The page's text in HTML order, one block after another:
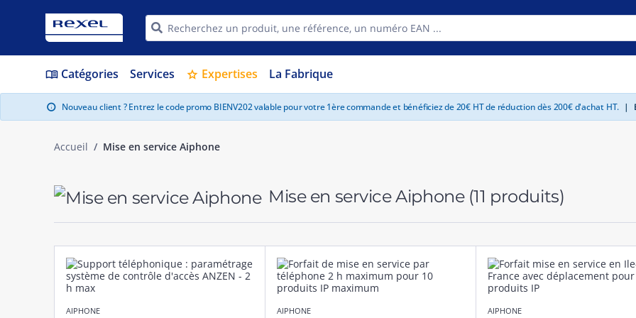
menu_book Catégories Services star Expertises La Fabrique
info Nouveau client ? Entrez le code promo BIENV202 valable pour votre 1ère commande et bénéficiez de 20€ HT de réduction dès 200€ d'achat HT. |
Accueil Mise en service Aiphone
Mise en service Aiphone (11 produits)
AIPHONE AIPHONE AIPHONE